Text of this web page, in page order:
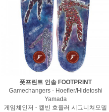
풋프린트 인솔 FOOTPRINT
Gamechangers - Hoefler/Hidetoshi
Yamada
게임체인저 - 켈빈 호플러 시그니쳐모델